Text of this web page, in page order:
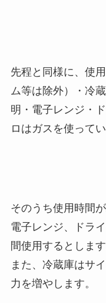
先程と同様に、使
ム等は除外）・冷
明・電子レンジ・
ロはガスを使って
そのうち使用時間
電子レンジ、ドラ
間使用するとします
また、冷蔵庫はサ
力を増やします。